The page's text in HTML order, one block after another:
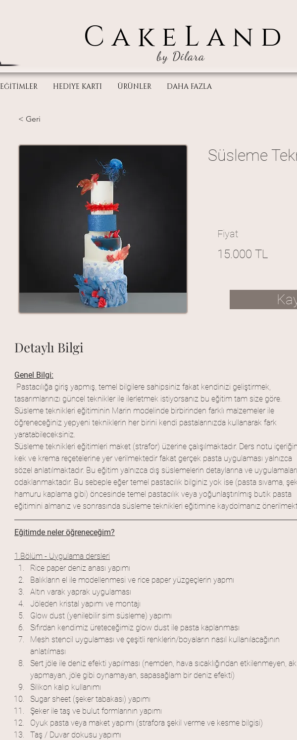
CakeLand
by Dilara
EĞİTİMLER HEDİYE KARTI ÜRÜNLER DAHA FAZLA
< Geri
Süsleme
Fiyat
15.000 TL
Detaylı Bilgi
Genel Bilgi:
Pastacılığa giriş yapmış, temel bilgilere sahipsiniz fakat kendinizi geliştirmek,
tasarımlarınızı güncel teknikler ile ilerletmek istiyorsanız bu eğitim tam size göre.
Süsleme teknikleri eğitiminin Marin modelinde birbirinden farklı malzemeler ile
öğreneceğiniz yepyeni tekniklerin her birini kendi pastalarınızda kullanarak fark
yaratabileceksiniz.
Süsleme teknikleri eğitimleri maket (strafor) üzerine çalışılmaktadır. Ders notu
kek ve krema reçetelerine yer verilmektedir fakat gerçek pasta uygulaması yalnızca
sözel anlatılmaktadır. Bu eğitim yalnızca dış süslemelerin detaylarına ve
odaklanmaktadır. Bu sebeple eğer temel pastacılık bilginiz yok ise (pasta sıvama,
hamuru kaplama gibi) öncesinde temel pastacılık veya yoğunlaştırılmış butik pasta
eğitimini almanız ve sonrasında süsleme teknikleri eğitimine kaydolmanız
Eğitimde neler öğreneceğim?
1.Bölüm - Uygulama dersleri
Rice paper deniz anası yapımı
Balıkların el ile modellenmesi ve rice paper yüzgeçlerin yapmı
Altın varak yaprak uygulaması
Jöleden kristal yapımı ve montajı
Glow dust (yenilebilir sim süsleme) yapımı
Sıfırdan kendimiz üreteceğimiz glow dust ile pasta kaplanması
Mesh stencil uygulaması ve çeşitli renklerin/boyaların nasıl kullanılacağının
anlatılması
Sert jöle ile deniz efekti yapılması (nemden, hava sıcaklığından etkilenmeyen,
yapmayan, jöle gibi oynamayan, sapasağlam bir deniz efekti)
Silikon kalıp kullanımı
Sugar sheet (şeker tabakası) yapımı
Şeker ile taş ve bulut formlarının yapımı
Oyuk pasta veya maket yapımı (strafora şekil verme ve kesme bilgisi)
Taş / Duvar dokusu yapımı